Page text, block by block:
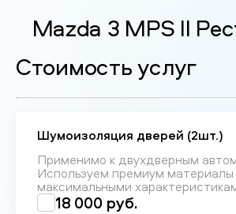
Mazda 3 MPS II
Стоимость услуг
Шумоизоляция дверей (2шт.)
Применимо к двухдверным
Используем премиум материалы
максимальными
18 000 руб.